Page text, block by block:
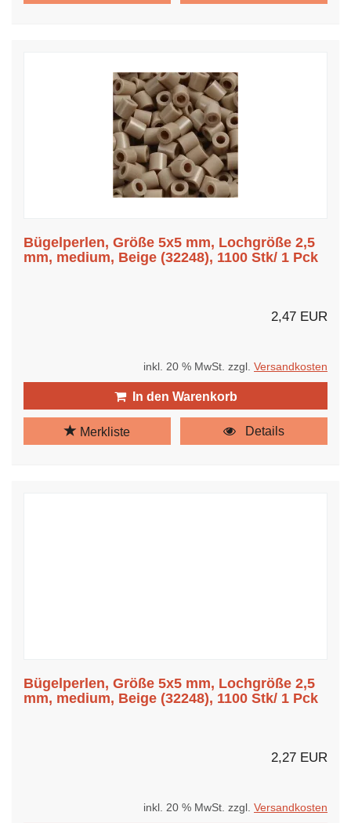
Bügelperlen, Größe 5x5 mm, Lochgröße 2,5
mm, medium, Beige (32248), 1100 Stk/ 1 Pck
2,47 EUR
inkl. 20 % MwSt. zzgl. Versandkosten
In den Warenkorb
Merkliste Details
Bügelperlen, Größe 5x5 mm, Lochgröße 2,5
mm, medium, Beige (32248), 1100 Stk/ 1 Pck
2,27 EUR
inkl. 20 % MwSt. zzgl. Versandkosten